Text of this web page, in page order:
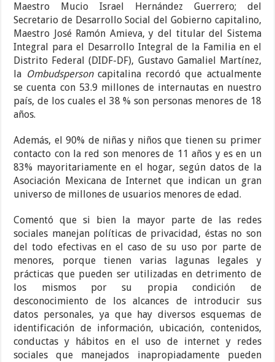
Maestro Mucio Israel Hernández Guerrero; del
Secretario de Desarrollo Social del Gobierno capitalino,
Maestro José Ramón Amieva, y del titular del Sistema
Integral para el Desarrollo Integral de la Familia en el
Distrito Federal (DIDF-DF), Gustavo Gamaliel Martínez,
la Ombudspersoncapitalina recordó que actualmente
se cuenta con 53.9 millones de internautas en nuestro
país, de los cuales el 38 % son personas menores de 18
años.
Además, el 90% de niñas y niños que tienen su primer
contacto con la red son menores de 11 años y es en un
83% mayoritariamente en el hogar, según datos de la
Asociación Mexicana de Internet que indican un gran
universo de millones de usuarios menores de edad.
Comentó que si bien la mayor parte de las redes
sociales manejan políticas de privacidad, éstas no son
del todo efectivas en el caso de su uso por parte de
menores, porque tienen varias lagunas legales y
prácticas que pueden ser utilizadas en detrimento de
los mismos por su propia condición de
desconocimiento de los alcances de introducir sus
datos personales, ya que hay diversos esquemas de
identificación de información, ubicación, contenidos,
conductas y hábitos en el uso de internet y redes
sociales que manejados inapropiadamente pueden